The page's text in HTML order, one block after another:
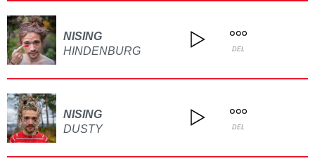
NISING
HINDENBURG
DEL
NISING
DUSTY
DEL